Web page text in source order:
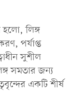
হলো, লিঙ্গ
পর্যাপ্ত
সুশীল
সমতার জন্য
একটি শীর্ষ